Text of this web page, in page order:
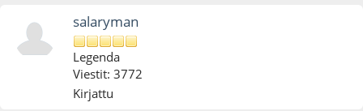
salaryman
Legenda
Viestit: 3772
Kirjattu